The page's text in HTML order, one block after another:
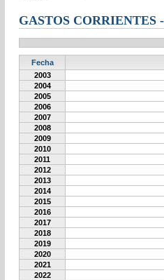
GASTOS CORRIENTES
Fecha
2003
2004
2005
2006
2007
2008
2009
2010
2011
2012
2013
2014
2015
2016
2017
2018
2019
2020
2021
2022